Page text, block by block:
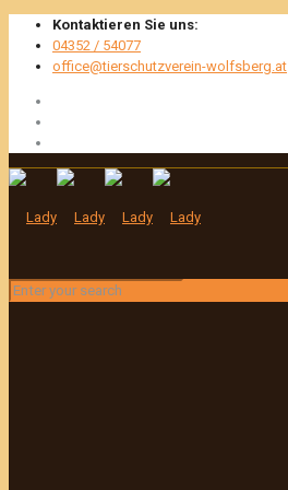
Kontaktieren Sie uns:
04352 / 54077
office@tierschutzverein-wolfsberg.at